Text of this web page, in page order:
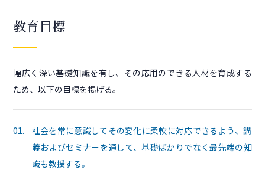
教育目標
幅広く深い基礎知識を有し、その応用のできる人材を育成する
ため、以下の目標を掲げる。
01.
社会を常に意識してその変化に柔軟に対応できるよう、講
義およびセミナーを通して、基礎ばかりでなく最先端の知
識も教授する。